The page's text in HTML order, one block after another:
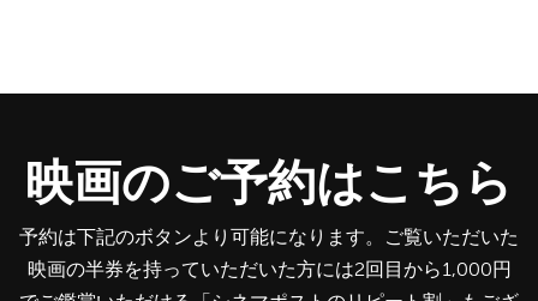
映画のご予約はこちら
予約は下記のボタンより可能になります。ご覧いただいた
映画の半券を持っていただいた方には2回目から1,000円